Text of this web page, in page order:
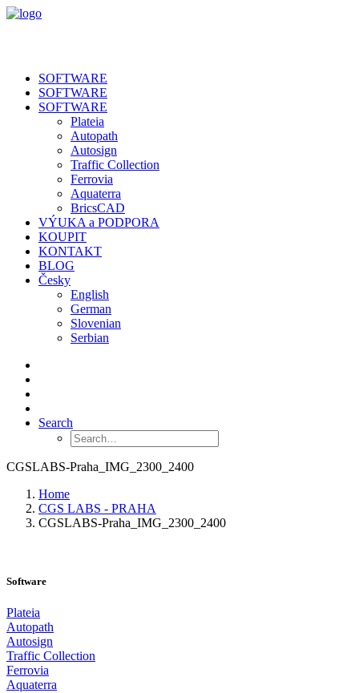
SOFTWARE
SOFTWARE
SOFTWARE
Plateia
Autopath
Autosign
Traffic Collection
Ferrovia
Aquaterra
BricsCAD
VÝUKA a PODPORA
KOUPIT
KONTAKT
BLOG
Česky
English
German
Slovenian
Serbian
Search
CGSLABS-Praha_IMG_2300_2400
Home
CGS LABS - PRAHA
CGSLABS-Praha_IMG_2300_2400
Software
Plateia
Autopath
Autosign
Traffic Collection
Ferrovia
Aquaterra